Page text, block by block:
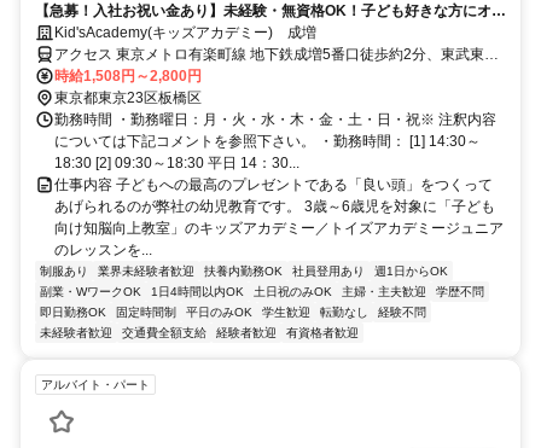
【急募！入社お祝い金あり】未経験・無資格OK！子ども好きな方にオス
スメの幼児教育スタッフ！
Kid'sAcademy(キッズアカデミー) 成増
アクセス 東京メトロ有楽町線 地下鉄成増5番口徒歩約2分、東武東上
線 成増南口徒歩約4分、東京メトロ有楽町線 地下鉄赤塚1番口徒歩約
14分
時給1,508円～2,800円
東京都東京23区板橋区
勤務時間 ・勤務曜日：月・火・水・木・金・土・日・祝※ 注釈内容
については下記コメントを参照下さい。 ・勤務時間： [1] 14:30～
18:30 [2] 09:30～18:30 平日 14：30...
仕事内容 子どもへの最高のプレゼントである「良い頭」をつくって
あげられるのが弊社の幼児教育です。 3歳～6歳児を対象に「子ども
向け知脳向上教室」のキッズアカデミー／トイズアカデミージュニア
のレッスンを...
制服あり 業界未経験者歓迎 扶養内勤務OK 社員登用あり
週1日からOK
副業・WワークOK
1日4時間以内OK 土日祝のみOK 主婦・主夫歓迎
学歴不問
即日勤務OK
固定時間制 平日のみOK 学生歓迎 転勤なし
経験不問
未経験者歓迎
交通費全額支給 経験者歓迎 有資格者歓迎
アルバイト・パート